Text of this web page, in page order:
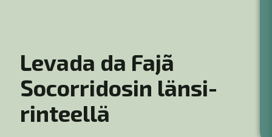
Levada da Fajã
Socorridosin länsi-
rinteellä